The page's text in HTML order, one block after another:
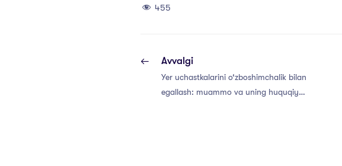
455
Avvalgi
Yer uchastkalarini o‘zboshimchalik bilan
egallash: muammo va uning huquqiy